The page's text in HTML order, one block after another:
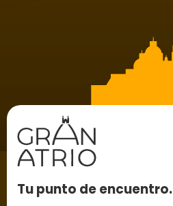
Tu punto de encuentro.